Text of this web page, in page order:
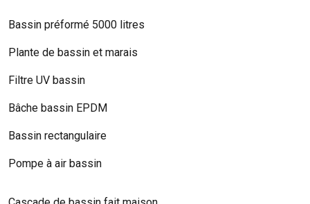
Bassin préformé 5000 litres
Plante de bassin et marais
Filtre UV bassin
Bâche bassin EPDM
Bassin rectangulaire
Pompe à air bassin